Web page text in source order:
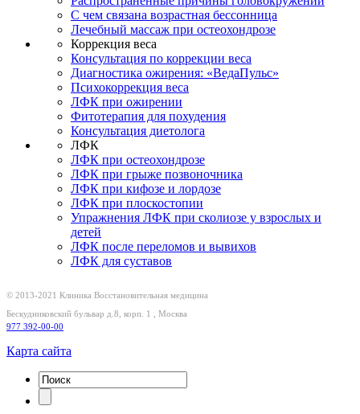
С чем связана возрастная бессонница
Лечебный массаж при остеохондрозе
Коррекция веса
Консультация по коррекции веса
Диагностика ожирения: «ВедаПульс»
Психокоррекция веса
ЛФК при ожирении
Фитотерапия для похудения
Консультация диетолога
ЛФК
ЛФК при остеохондрозе
ЛФК при грыже позвоночника
ЛФК при кифозе и лордозе
ЛФК при плоскостопии
Упражнения ЛФК при сколиозе у взрослых и
детей
ЛФК после переломов и вывихов
ЛФК для суставов
© 2013-2021 Клиника Восстановительная медицина
Бескудниковский бульвар д.8, корп. 1
Москва
977 392-00-00
Карта сайта